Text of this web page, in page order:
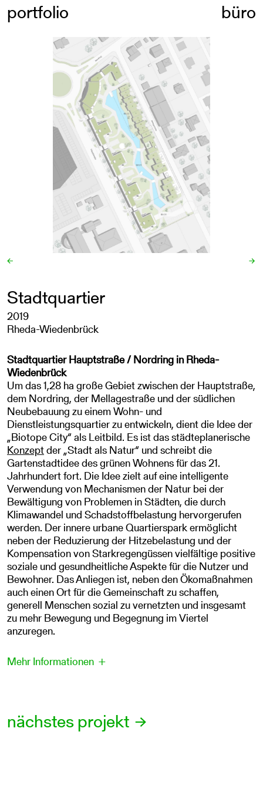
portfolio büro
Stadtquartier
2019
Rheda-Wiedenbrück
Stadtquartier Hauptstraße / Nordring in Rheda-
Wiedenbrück
Um das 1,28 ha große Gebiet zwischen der Hauptstraße,
dem Nordring, der Mellagestraße und der südlichen
Neubebauung zu einem Wohn- und
Dienstleistungsquartier zu entwickeln, dient die Idee der
„Biotope City“ als Leitbild. Es ist das städteplanerische
Konzeptder „Stadt als Natur“ und schreibt die
Gartenstadtidee des grünen Wohnens für das 21.
Jahrhundert fort. Die Idee zielt auf eine intelligente
Verwendung von Mechanismen der Natur bei der
Bewältigung von Problemen in Städten, die durch
Klimawandel und Schadstoffbelastung hervorgerufen
werden. Der innere urbane Quartierspark ermöglicht
neben der Reduzierung der Hitzebelastung und der
Kompensation von Starkregengüssen vielfältige positive
soziale und gesundheitliche Aspekte für die Nutzer und
Bewohner. Das Anliegen ist, neben den Ökomaßnahmen
auch einen Ort für die Gemeinschaft zu schaffen,
generell Menschen sozial zu vernetzten und insgesamt
zu mehr Bewegung und Begegnung im Viertel
anzuregen.
nächstes projekt